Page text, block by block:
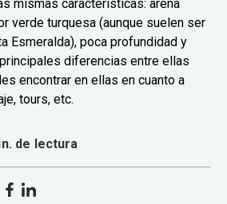
mismas características: arena
verde turquesa (aunque suelen ser
Esmeralda), poca profundidad y
diferencias entre ellas
encontrar en ellas en cuanto a
tours, etc.
de lectura